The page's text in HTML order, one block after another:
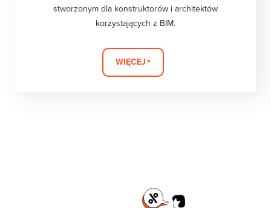
stworzonym dla konstruktorów i architektów
korzystających z BIM.
WIĘCEJ